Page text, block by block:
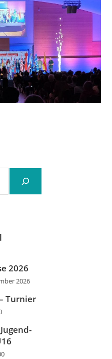
2026
2026
Turnier